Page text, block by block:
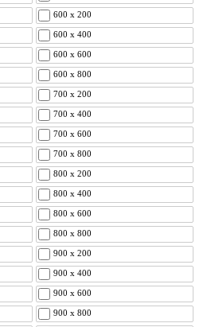
600 x 200
600 x 400
600 x 600
600 x 800
700 x 200
700 x 400
700 x 600
700 x 800
800 x 200
800 x 400
800 x 600
800 x 800
900 x 200
900 x 400
900 x 600
900 x 800